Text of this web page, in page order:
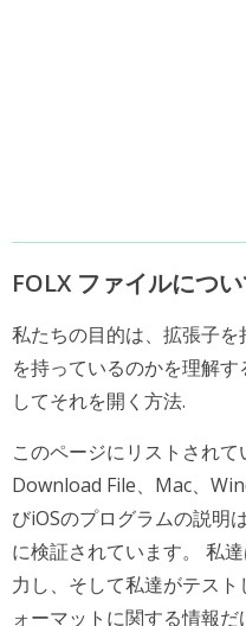
FOLX ファイルにつ
私たちの目的は、拡張子
を持っているのかを理解
してそれを開く方法.
このページにリストされ
Download File、Mac、
びiOSのプログラムの説明
に検証されています。 私
力し、そして私達がテス
ォーマットに関する情報だ